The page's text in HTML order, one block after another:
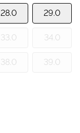
28.0 29.0
33.0 34.0
38.0 39.0